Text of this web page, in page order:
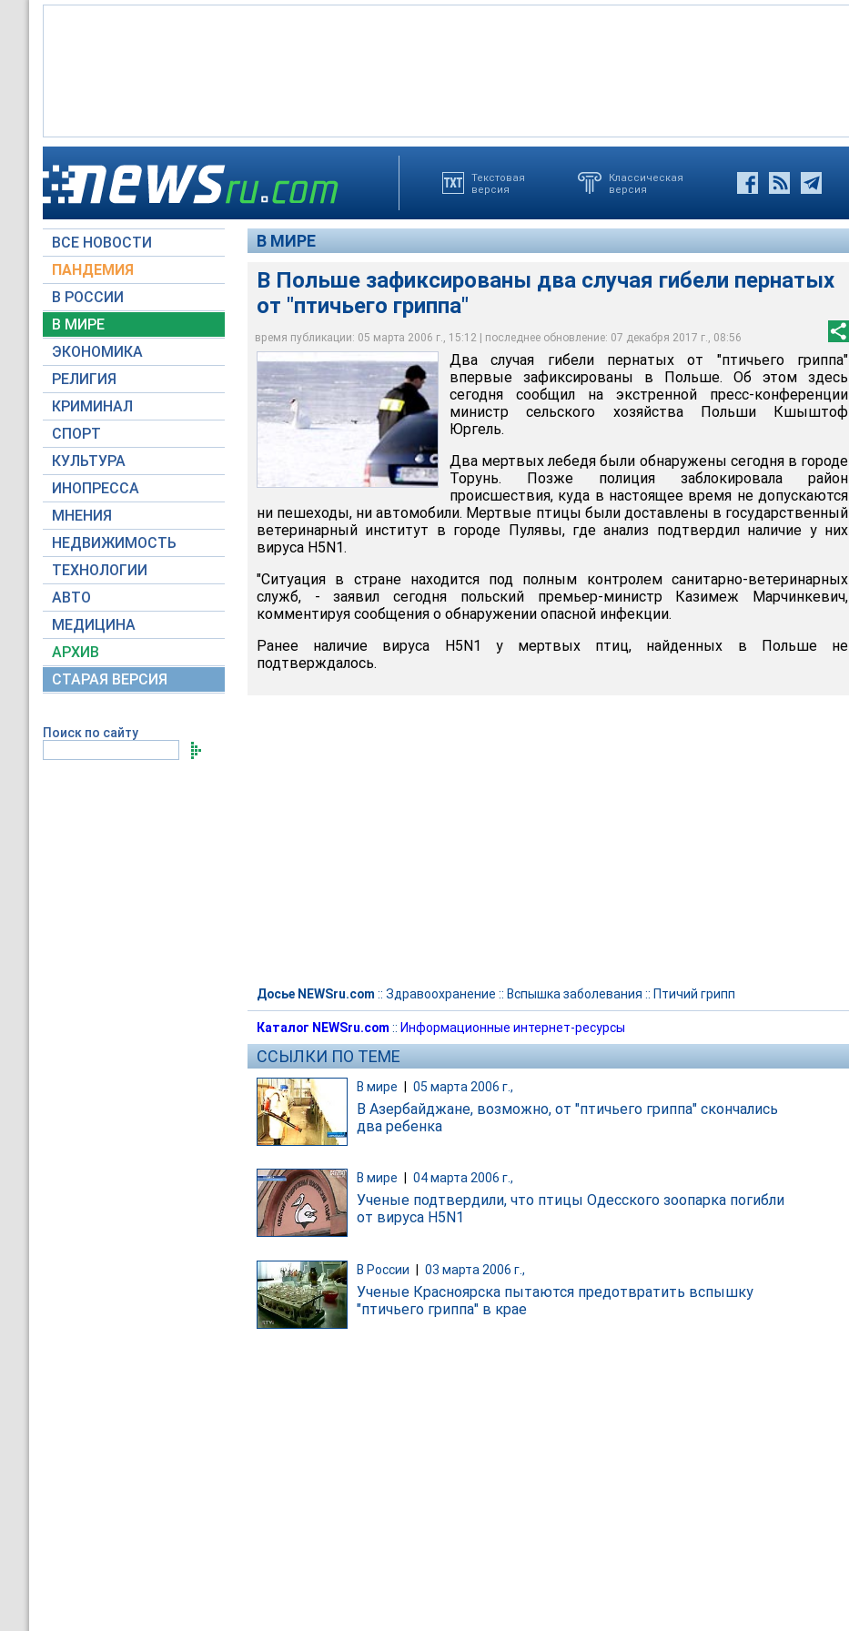
Текстовая
версия
Классическая
версия
ВСЕ НОВОСТИ
ПАНДЕМИЯ
В РОССИИ
В МИРЕ
ЭКОНОМИКА
РЕЛИГИЯ
КРИМИНАЛ
СПОРТ
КУЛЬТУРА
ИНОПРЕССА
МНЕНИЯ
НЕДВИЖИМОСТЬ
ТЕХНОЛОГИИ
АВТО
МЕДИЦИНА
АРХИВ
СТАРАЯ ВЕРСИЯ
Поиск по сайту
В МИРЕ
В Польше зафиксированы два случая гибели пернатых
от "птичьего гриппа"
время публикации: 05 марта 2006 г., 15:12 | последнее обновление: 07 декабря 2017 г., 08:56
В Польше зафиксированы два случая гибели пернатых от "птичьего гриппа"
www.tv.pl
Два случая гибели пернатых от "птичьего гриппа"
впервые зафиксированы в Польше. Об этом здесь
сегодня сообщил на экстренной пресс-конференции
министр сельского хозяйства Польши Кшыштоф
Юргель.
Два мертвых лебедя были обнаружены сегодня в городе
Торунь. Позже полиция заблокировала район
происшествия, куда в настоящее время не допускаются
ни пешеходы, ни автомобили. Мертвые птицы были доставлены в государственный
ветеринарный институт в городе Пулявы, где анализ подтвердил наличие у них
вируса H5N1.
"Ситуация в стране находится под полным контролем санитарно-ветеринарных
служб, - заявил сегодня польский премьер-министр Казимеж Марчинкевич,
комментируя сообщения о обнаружении опасной инфекции.
Ранее наличие вируса H5N1 у мертвых птиц, найденных в Польше не
подтверждалось.
Досье NEWSru.com :: Здравоохранение :: Вспышка заболевания :: Птичий грипп
Каталог NEWSru.com :: Информационные интернет-ресурсы
ССЫЛКИ ПО ТЕМЕ
В мире 05 марта 2006 г.,
В Азербайджане, возможно, от "птичьего гриппа" скончались
два ребенка
В мире 04 марта 2006 г.,
Ученые подтвердили, что птицы Одесского зоопарка погибли
от вируса H5N1
В России | 03 марта 2006 г.,
Ученые Красноярска пытаются предотвратить вспышку
"птичьего гриппа" в крае